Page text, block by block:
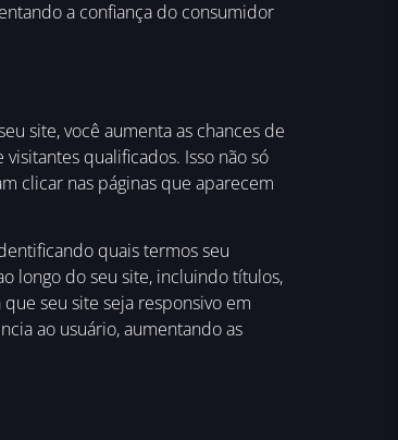
a confiança do consumidor
site, você aumenta as chances de
qualificados. Isso não só
clicar nas páginas que aparecem
quais termos seu
longo do seu site, incluindo títulos,
seu site seja responsivo em
ao usuário, aumentando as